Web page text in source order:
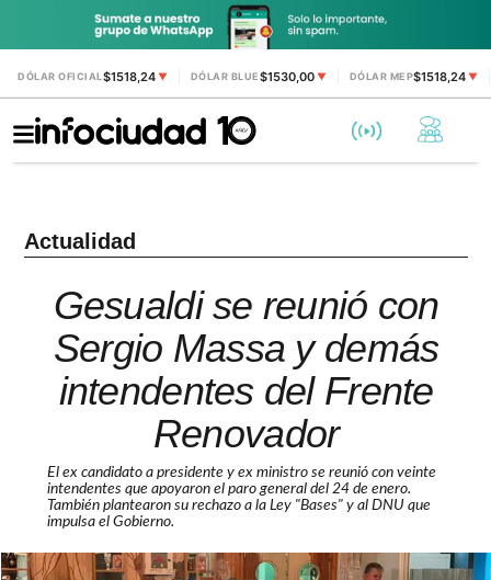
DÓLAR OFICIAL$1518,24 ▼ DÓLAR BLUE$1530,00 ▼ DÓLAR MEP$1518,24▼
Actualidad
Gesualdi se reunió con
Sergio Massa y demás
intendentes del Frente
Renovador
El ex candidato a presidente y ex ministro se reunió con veinte
intendentes que apoyaron el paro general del 24 de enero.
También plantearon su rechazo a la Ley "Bases" y al DNU que
impulsa el Gobierno.